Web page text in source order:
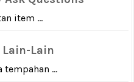
item ...
Lain-Lain
tempahan ...